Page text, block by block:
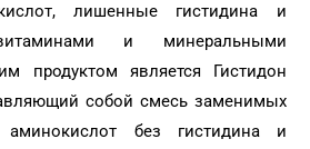
лишенные гистидина и
и минеральными
продуктом является Гистидон
собой cмесь заменимых
без гистидина и